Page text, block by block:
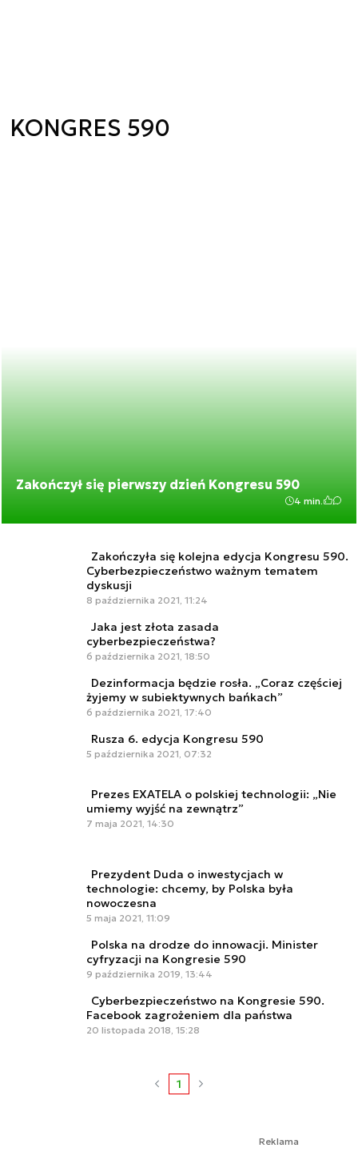
KONGRES 590
Zakończył się pierwszy dzień Kongresu 590
4 min.
Zakończyła się kolejna edycja Kongresu 590.
Cyberbezpieczeństwo ważnym tematem
dyskusji
8 października 2021, 11:24
Jaka jest złota zasada
cyberbezpieczeństwa?
6 października 2021, 18:50
Dezinformacja będzie rosła. „Coraz częściej
żyjemy w subiektywnych bańkach”
6 października 2021, 17:40
Rusza 6. edycja Kongresu 590
5 października 2021, 07:32
Prezes EXATELA o polskiej technologii: „Nie
umiemy wyjść na zewnątrz”
7 maja 2021, 14:30
Prezydent Duda o inwestycjach w
technologie: chcemy, by Polska była
nowoczesna
5 maja 2021, 11:09
Polska na drodze do innowacji. Minister
cyfryzacji na Kongresie 590
9 października 2019, 13:44
Cyberbezpieczeństwo na Kongresie 590.
Facebook zagrożeniem dla państwa
20 listopada 2018, 15:28
1
Reklama